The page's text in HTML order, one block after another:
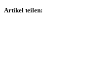
Artikel teilen: